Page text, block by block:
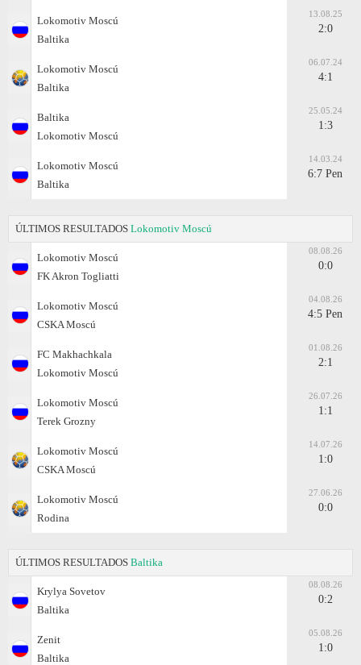
Lokomotiv Moscú
Baltika
13.08.25
2:0
Lokomotiv Moscú
Baltika
06.07.24
4:1
Baltika
Lokomotiv Moscú
25.05.24
1:3
Lokomotiv Moscú
Baltika
14.03.24
6:7 Pen
ÚLTIMOS RESULTADOS Lokomotiv Moscú
Lokomotiv Moscú
FK Akron Togliatti
08.08.26
0:0
Lokomotiv Moscú
CSKA Moscú
04.08.26
4:5 Pen
FC Makhachkala
Lokomotiv Moscú
01.08.26
2:1
Lokomotiv Moscú
Terek Grozny
26.07.26
1:1
Lokomotiv Moscú
CSKA Moscú
14.07.26
1:0
Lokomotiv Moscú
Rodina
27.06.26
0:0
ÚLTIMOS RESULTADOS Baltika
Krylya Sovetov
Baltika
08.08.26
0:2
Zenit
Baltika
05.08.26
1:0